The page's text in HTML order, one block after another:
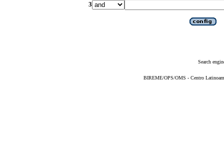
3
Search
BIREME/OPS/OMS - Centro